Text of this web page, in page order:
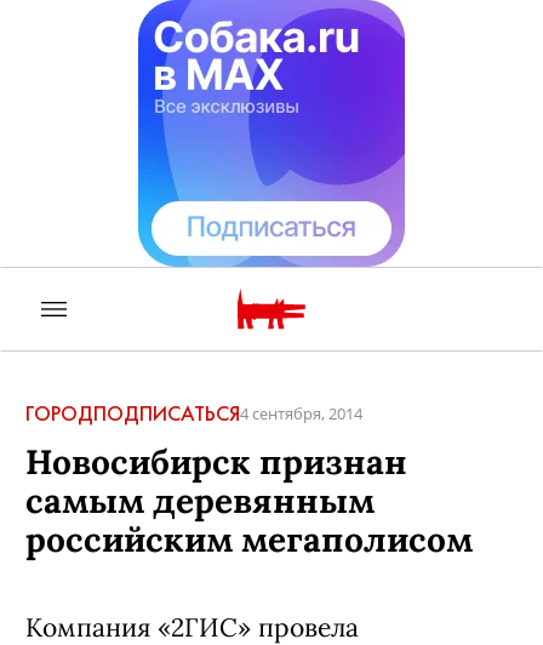
ГОРОДПОДПИСАТЬСЯ4 сентября, 2014
Новосибирск признан
самым деревянным
российским мегаполисом
Компания «2ГИС» провела